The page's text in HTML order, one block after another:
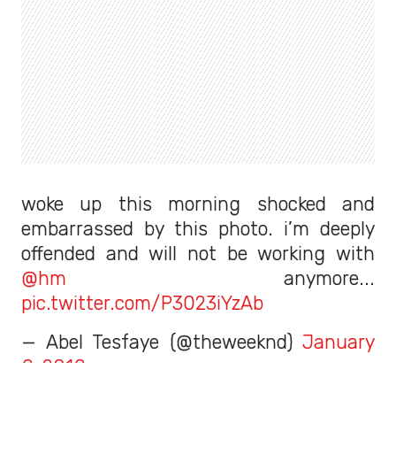
woke up this morning shocked and
embarrassed by this photo. i’m deeply
offended and will not be working with
@hm anymore...
pic.twitter.com/P3023iYzAb
— Abel Tesfaye (@theweeknd) January
8, 2018